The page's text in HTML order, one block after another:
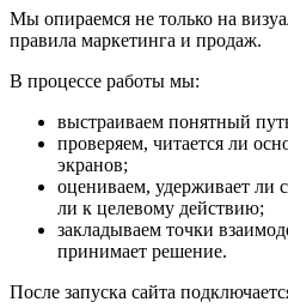
Мы опираемся не только на
правила маркетинга и продаж.
В процессе работы мы:
выстраиваем понятный
проверяем, читается ли
экранов;
оцениваем, удерживает ли
ли к целевому действию;
закладываем точки
принимает решение.
После запуска сайта